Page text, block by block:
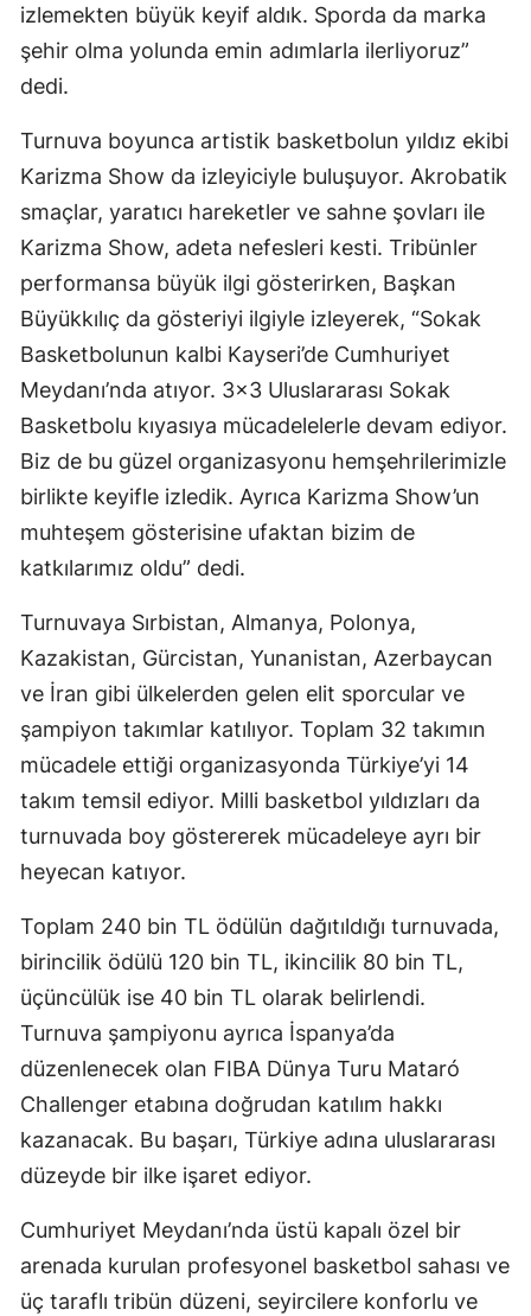
izlemekten büyük keyif aldık. Sporda da marka
şehir olma yolunda emin adımlarla ilerliyoruz”
dedi.
Turnuva boyunca artistik basketbolun yıldız ekibi
Karizma Show da izleyiciyle buluşuyor. Akrobatik
smaçlar, yaratıcı hareketler ve sahne şovları ile
Karizma Show, adeta nefesleri kesti. Tribünler
performansa büyük ilgi gösterirken, Başkan
Büyükkılıç da gösteriyi ilgiyle izleyerek, “Sokak
Basketbolunun kalbi Kayseri’de Cumhuriyet
Meydanı’nda atıyor. 3x3 Uluslararası Sokak
Basketbolu kıyasıya mücadelelerle devam ediyor.
Biz de bu güzel organizasyonu hemşehrilerimizle
birlikte keyifle izledik. Ayrıca Karizma Show’un
muhteşem gösterisine ufaktan bizim de
katkılarımız oldu” dedi.
Turnuvaya Sırbistan, Almanya, Polonya,
Kazakistan, Gürcistan, Yunanistan, Azerbaycan
ve İran gibi ülkelerden gelen elit sporcular ve
şampiyon takımlar katılıyor. Toplam 32 takımın
mücadele ettiği organizasyonda Türkiye’yi 14
takım temsil ediyor. Milli basketbol yıldızları da
turnuvada boy göstererek mücadeleye ayrı bir
heyecan katıyor.
Toplam 240 bin TL ödülün dağıtıldığı turnuvada,
birincilik ödülü 120 bin TL, ikincilik 80 bin TL,
üçüncülük ise 40 bin TL olarak belirlendi.
Turnuva şampiyonu ayrıca İspanya’da
düzenlenecek olan FIBA Dünya Turu Mataró
Challenger etabına doğrudan katılım hakkı
kazanacak. Bu başarı, Türkiye adına uluslararası
düzeyde bir ilke işaret ediyor.
Cumhuriyet Meydanı’nda üstü kapalı özel bir
arenada kurulan profesyonel basketbol sahası ve
üç taraflı tribün düzeni, seyircilere konforlu ve